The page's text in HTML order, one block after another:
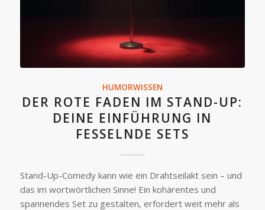
HUMORWISSEN
DER ROTE FADEN IM STAND-UP:
DEINE EINFÜHRUNG IN
FESSELNDE SETS
Stand-Up-Comedy kann wie ein Drahtseilakt sein – und
das im wortwörtlichen Sinne! Ein kohärentes und
spannendes Set zu gestalten, erfordert weit mehr als